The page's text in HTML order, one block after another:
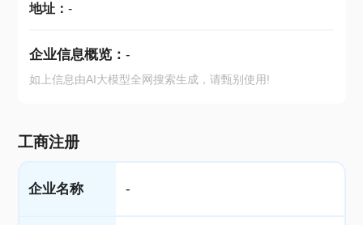
地址： -
企业信息概览： -
如上信息由AI大模型全网搜索生成，请甄别使用!
工商注册
企业名称 -